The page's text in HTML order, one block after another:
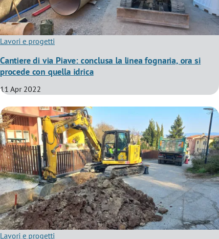
Lavori e progetti
Cantiere di via Piave: conclusa la linea fognaria, ora si
procede con quella idrica
11 Apr 2022
Lavori e progetti